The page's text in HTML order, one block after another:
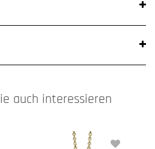
auch interessieren